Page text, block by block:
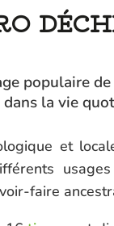
populaire
dans la vie
et
faire